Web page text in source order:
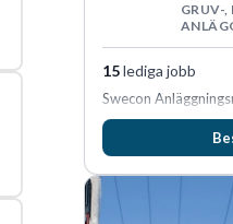
GRUV-,
15lediga jobb
Swecon
återförsäljare av
i Sverige, Estland,
av Tyskland.